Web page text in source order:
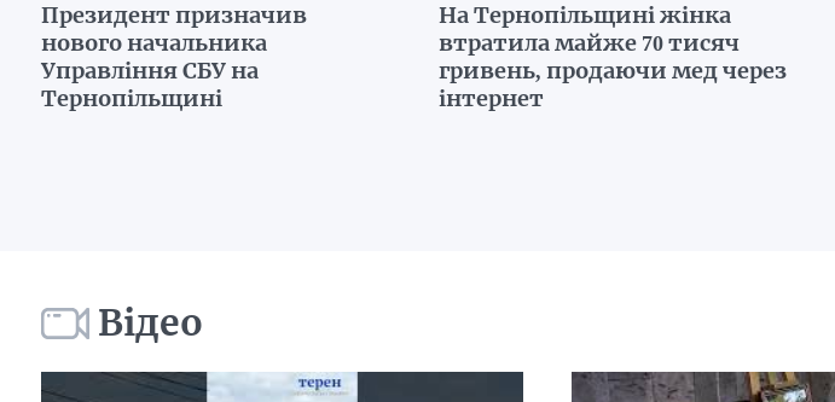
Президент призначив
нового начальника
Управління СБУ на
Тернопільщині
На Тернопільщині жінка
втратила майже 70 тисяч
гривень, продаючи мед через
інтернет
Відео